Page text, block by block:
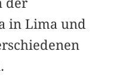
der
in Lima und